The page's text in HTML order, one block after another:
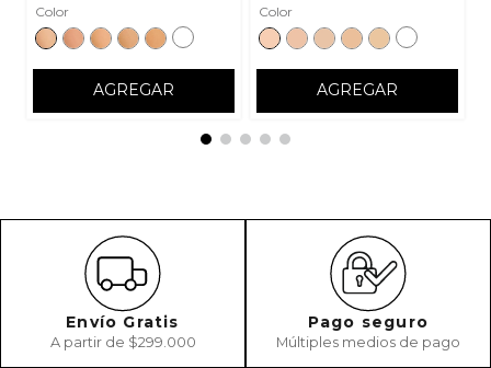
Color
AGREGAR
Color
AGREGAR
Envío Gratis
A partir de $299.000
Pago seguro
Múltiples medios de pago